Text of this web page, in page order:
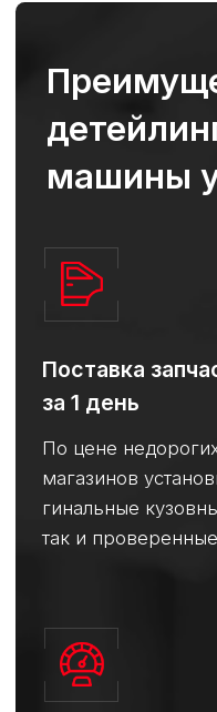
Стоимость работ
марки и модели
Записаться на
Для комфортной
Геометрия кузова